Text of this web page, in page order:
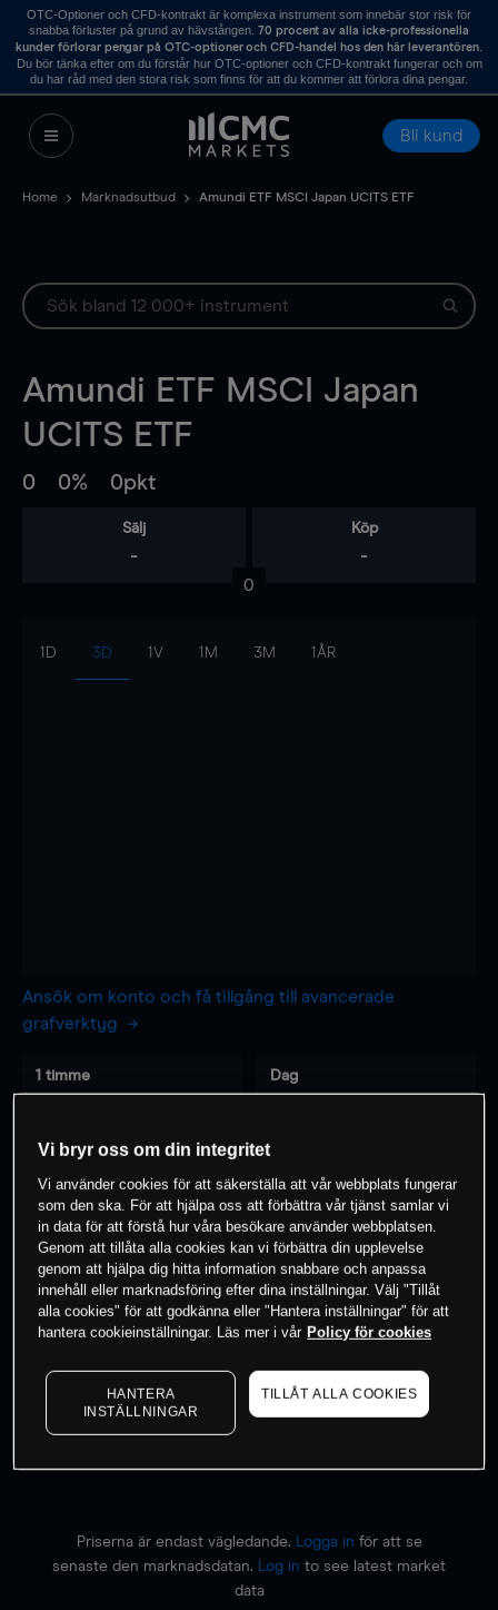
OTC-Optioner och CFD-kontrakt är komplexa instrument som innebär stor risk för
snabba förluster på grund av hävstången. 70 procent av alla icke-professionella
kunder förlorar pengar på OTC-optioner och CFD-handel hos den här leverantören.
Du bör tänka efter om du förstår hur OTC-optioner och CFD-kontrakt fungerar och om
du har råd med den stora risk som finns för att du kommer att förlora dina pengar.
Bli kund
Home Marknadsutbud Amundi ETF MSCI Japan UCITS ETF
Amundi ETF MSCI Japan
UCITS ETF
0 0% 0pkt
Sälj
-
Köp
-
0
1D 3D 1V 1M 3M 1ÅR
Ansök om konto och få tillgång till avancerade
grafverktyg
1 timme Dag
- -
0% av kunderna har enposition i detta
instrument
Börja handla
Priserna är endast vägledande. Logga in för att se
senaste den marknadsdatan.
Log in to see latest market
data
Vi bryr oss om din integritet
Vi använder cookies för att säkerställa att vår webbplats fungerar
som den ska. För att hjälpa oss att förbättra vår tjänst samlar vi
in data för att förstå hur våra besökare använder webbplatsen.
Genom att tillåta alla cookies kan vi förbättra din upplevelse
genom att hjälpa dig hitta information snabbare och anpassa
innehåll eller marknadsföring efter dina inställningar. Välj "Tillåt
alla cookies" för att godkänna eller "Hantera inställningar" för att
hantera cookieinställningar. Läs mer i vår Policy för cookies
HANTERA
INSTÄLLNINGAR
TILLÅT ALLA COOKIES